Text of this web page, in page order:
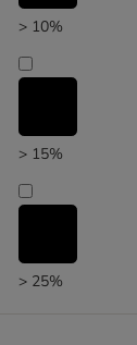
> 10%
> 15%
> 25%